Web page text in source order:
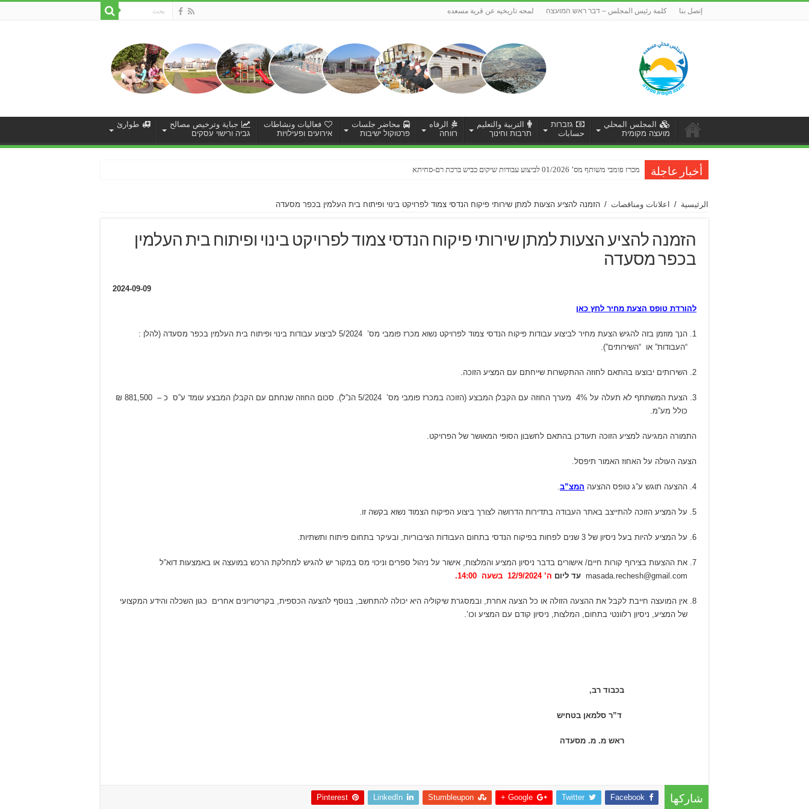
إتصل بنا كلمة رئيس المجلس – דבר ראש המועצה لمحه تاريخيه عن قرية مسعده
المجلس المحلي
מועצה מקומית
גזברות
حسابات
التربية والتعليم
תרבות וחינוך
الرفاه
רווחה
محاضر جلسات
פרטוקול ישיבות
فعاليات ونشاطات
אירועים ופעילויות
جباية وترخيص مصالح
גביה ורישוי עסקים
طوارئ
أخبار عاجلة מכרז פומבי משותף מס’ 01/2026 לביצוע עבודות שיקום כביש ברכת רם-סחיתא
הזמנה להגשת הצעות מחיר למתן שירותי מדידת מצב קיים לצורך תכנון מפורט לשכונת אלחפור
الرئيسية / اعلانات ومناقصات / הזמנה להציע הצעות למתן שירותי פיקוח הנדסי צמוד לפרויקט בינוי ופיתוח בית העלמין בכפר מסעדה
הזמנה להציע הצעות למתן שירותי פיקוח הנדסי צמוד לפרויקט בינוי ופיתוח בית העלמין
בכפר מסעדה
2024-09-09
להורדת טופס הצעת מחיר לחץ כאן
הנך מוזמן בזה להגיש הצעת מחיר לביצוע עבודות פיקוח הנדסי צמוד לפרויקט נשוא מכרז פומבי מס’ 5/2024 לביצוע עבודות בינוי ופיתוח בית העלמין בכפר מסעדה (להלן :
“העבודות” או “השירותים”).
השירותים יבוצעו בהתאם לחוזה ההתקשרות שייחתם עם המציע הזוכה.
הצעת המשתתף לא תעלה על 4% מערך החוזה עם הקבלן המבצע (הזוכה במכרז פומבי מס’ 5/2024 הנ”ל). סכום החוזה שנחתם עם הקבלן המבצע עומד ע”ס כ – 881,500 ₪
כולל מע”מ.
התמורה המגיעה למציע הזוכה תעודכן בהתאם לחשבון הסופי המאושר של הפרויקט.
הצעה העולה על האחוז האמור תיפסל.
ההצעה תוגש ע”ג טופס ההצעה המצ”ב.
על המציע הזוכה להתייצב באתר העבודה בתדירות הדרושה לצורך ביצוע הפיקוח הצמוד נשוא בקשה זו.
על המציע להיות בעל ניסיון של 3 שנים לפחות בפיקוח הנדסי בתחום העבודות הציבוריות, ובעיקר בתחום פיתוח ותשתיות.
את ההצעות בצירוף קורות חיים/ אישורים בדבר ניסיון המציע והמלצות, אישור על ניהול ספרים וניכוי מס במקור יש להגיש למחלקת הרכש במועצה או באמצעות דוא”ל
masada.rechesh@gmail.com עד ליום ה’ 12/9/2024 בשעה 14:00.
אין המועצה חייבת לקבל את ההצעה הזולה או כל הצעה אחרת, ובמסגרת שיקוליה היא יכולה להתחשב, בנוסף להצעה הכספית, בקריטריונים אחרים כגון השכלה והידע המקצועי
של המציע, ניסיון רלוונטי בתחום, המלצות, ניסיון קודם עם המציע וכו’.
בכבוד רב,
ד”ר סלמאן בטחיש
ראש מ. מ. מסעדה
شاركها Facebook
Twitter
Google +
Stumbleupon
LinkedIn
Pinterest